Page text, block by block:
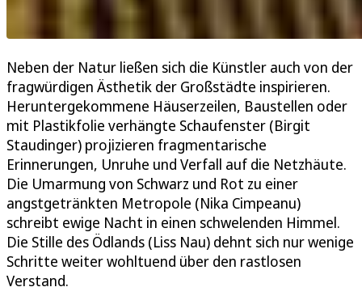
Neben der Natur ließen sich die Künstler auch von der
fragwürdigen Ästhetik der Großstädte inspirieren.
Heruntergekommene Häuserzeilen, Baustellen oder
mit Plastikfolie verhängte Schaufenster (Birgit
Staudinger) projizieren fragmentarische
Erinnerungen, Unruhe und Verfall auf die Netzhäute.
Die Umarmung von Schwarz und Rot zu einer
angstgetränkten Metropole (Nika Cimpeanu)
schreibt ewige Nacht in einen schwelenden Himmel.
Die Stille des Ödlands (Liss Nau) dehnt sich nur wenige
Schritte weiter wohltuend über den rastlosen
Verstand.